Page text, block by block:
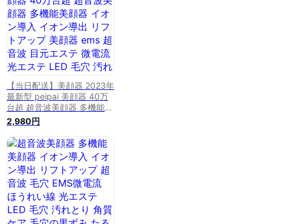
【当日配送】美顔器 2023年
最新型 peipai 美顔器 40万
台超 超音波美顔器 多機能美
顔器 イオン導入 イオン導出
リフトアップ 美顔器 ems
超音波 目元エステ 微電流
光エステ LED 毛穴 汚れとり
角質ケア 毛穴の黒ずみ ギフ
ト 母の日
2,980円